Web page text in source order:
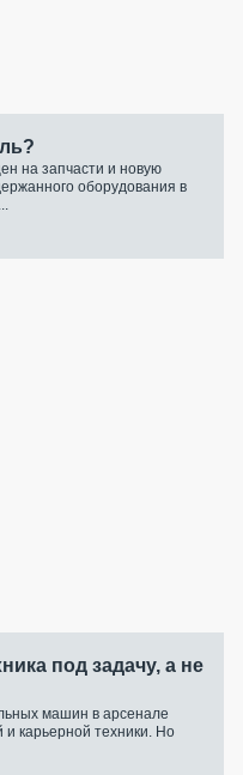
на запчасти и новую
оборудования в
под задачу, а не
машин в арсенале
карьерной техники. Но